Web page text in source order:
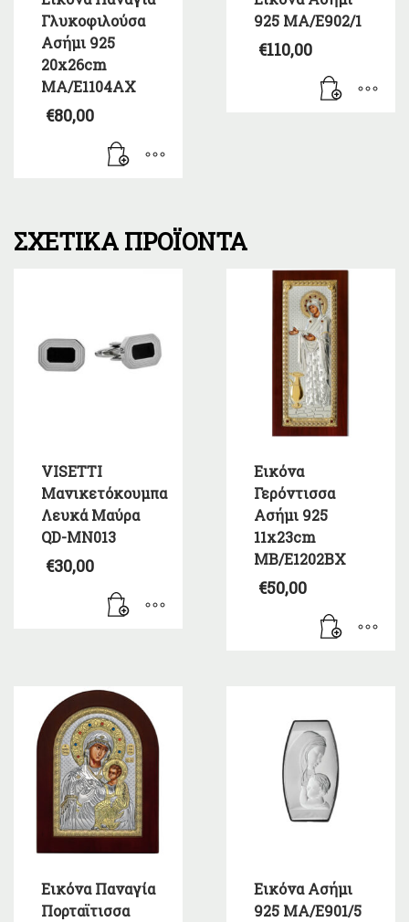
Γλυκοφιλούσα
Ασήμι 925
20x26cm
MA/E1104AX
€80,00
925 MA/E902/1
€110,00
ΣΧΕΤΙΚΆ ΠΡΟΪΌΝΤΑ
VISETTI
Μανικετόκουμπα
Λευκά Μαύρα
QD-MN013
€30,00
Εικόνα
Γερόντισσα
Ασήμι 925
11x23cm
MB/E1202BX
€50,00
Εικόνα Παναγία
Πορταϊτισσα
Εικόνα Ασήμι
925 MA/E901/5